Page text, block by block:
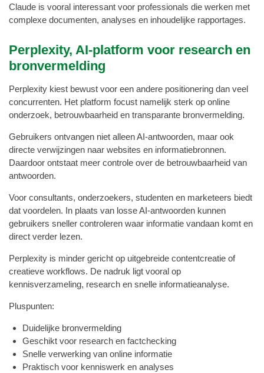
Claude is vooral interessant voor professionals die werken met
complexe documenten, analyses en inhoudelijke rapportages.
Perplexity, AI-platform voor research en
bronvermelding
Perplexity kiest bewust voor een andere positionering dan veel
concurrenten. Het platform focust namelijk sterk op online
onderzoek, betrouwbaarheid en transparante bronvermelding.
Gebruikers ontvangen niet alleen AI-antwoorden, maar ook
directe verwijzingen naar websites en informatiebronnen.
Daardoor ontstaat meer controle over de betrouwbaarheid van
antwoorden.
Voor consultants, onderzoekers, studenten en marketeers biedt
dat voordelen. In plaats van losse AI-antwoorden kunnen
gebruikers sneller controleren waar informatie vandaan komt en
direct verder lezen.
Perplexity is minder gericht op uitgebreide contentcreatie of
creatieve workflows. De nadruk ligt vooral op
kennisverzameling, research en snelle informatieanalyse.
Pluspunten:
Duidelijke bronvermelding
Geschikt voor research en factchecking
Snelle verwerking van online informatie
Praktisch voor kenniswerk en analyses